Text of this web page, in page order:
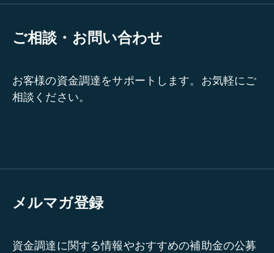
ご相談・お問い合わせ
お客様の資金調達をサポートします。お気軽にご
相談ください。
メルマガ登録
資金調達に関する情報やおすすめの補助金の公募